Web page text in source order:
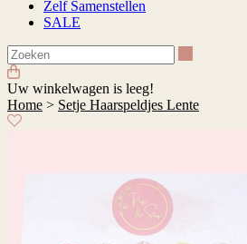
Zelf Samenstellen
SALE
Uw winkelwagen is leeg!
Home > Setje Haarspeldjes Lente